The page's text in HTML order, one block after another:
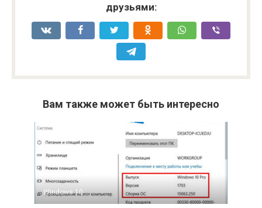
друзьями:
Вам также может быть интересно
Windows 10